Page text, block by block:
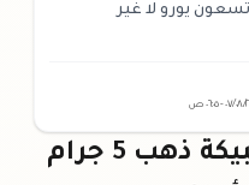
يورو لا غير
/٠٨/- ٠٦:٠٥ ص
رسم بياني لسعر سبيكة ذهب 5 جرام